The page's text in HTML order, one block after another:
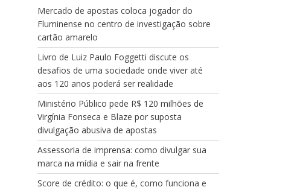
Mercado de apostas coloca jogador do
Fluminense no centro de investigação sobre
cartão amarelo
Livro de Luiz Paulo Foggetti discute os
desafios de uma sociedade onde viver até
aos 120 anos poderá ser realidade
Ministério Público pede R$ 120 milhões de
Virgínia Fonseca e Blaze por suposta
divulgação abusiva de apostas
Assessoria de imprensa: como divulgar sua
marca na mídia e sair na frente
Score de crédito: o que é, como funciona e